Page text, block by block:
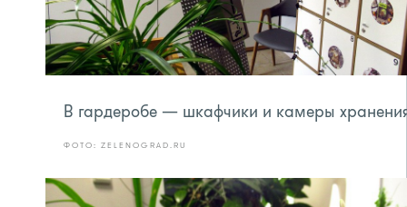
В гардеробе — шкафчики и камеры
ФОТО: ZELENOGRAD.RU